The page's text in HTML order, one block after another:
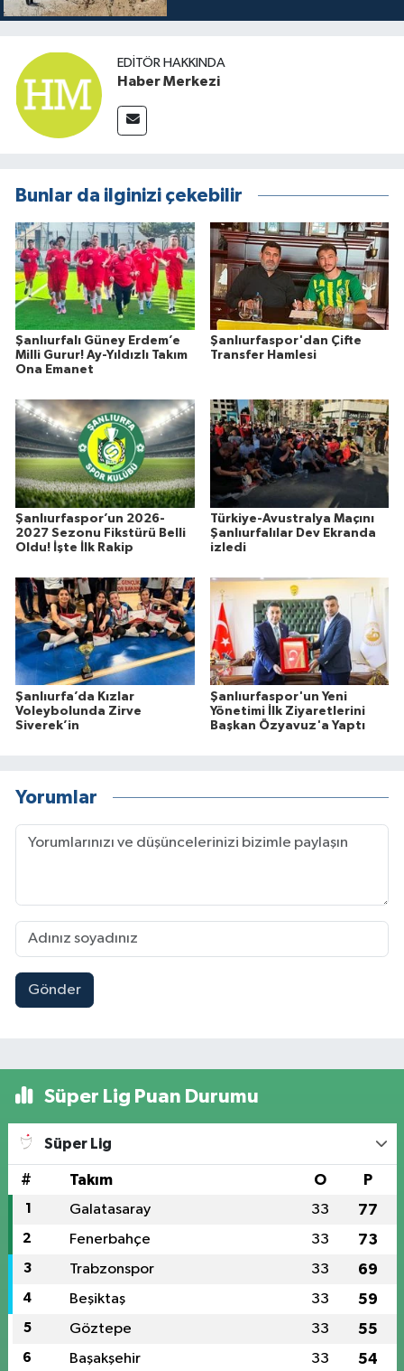
EDITÖR HAKKINDA
Haber Merkezi
Bunlar da ilginizi çekebilir
Şanlıurfalı Güney Erdem’e
Milli Gurur! Ay-Yıldızlı Takım
Ona Emanet
Şanlıurfaspor'dan Çifte
Transfer Hamlesi
Şanlıurfaspor’un 2026-
2027 Sezonu Fikstürü Belli
Oldu! İşte İlk Rakip
Türkiye-Avustralya Maçını
Şanlıurfalılar Dev Ekranda
izledi
Şanlıurfa’da Kızlar
Voleybolunda Zirve
Siverek’in
Şanlıurfaspor'un Yeni
Yönetimi İlk Ziyaretlerini
Başkan Özyavuz'a Yaptı
Yorumlar
Gönder
Süper Lig Puan Durumu
Süper Lig
# Takım O P
1 Galatasaray 33 77
2 Fenerbahçe 33 73
3 Trabzonspor 33 69
4 Beşiktaş 33 59
5 Göztepe 33 55
6 Başakşehir 33 54